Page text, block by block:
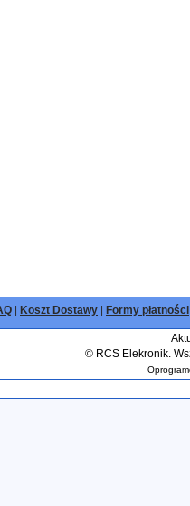
Koszt Dostawy Formy płatności
©RCS Elekronik.